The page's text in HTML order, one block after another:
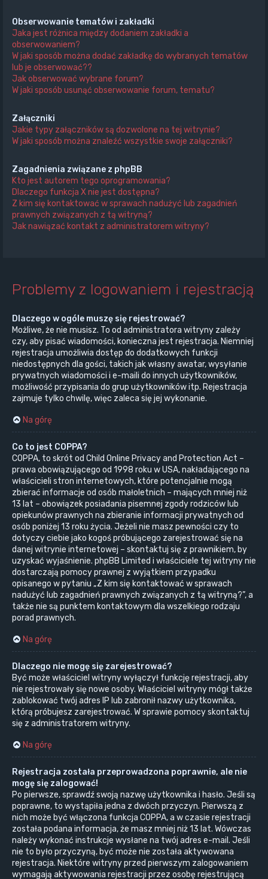
Obserwowanie tematów i zakładki
Jaka jest różnica między dodaniem zakładki a
obserwowaniem?
W jaki sposób można dodać zakładkę do wybranych tematów
lub je obserwować??
Jak obserwować wybrane forum?
W jaki sposób usunąć obserwowanie forum, tematu?
Załączniki
Jakie typy załączników są dozwolone na tej witrynie?
W jaki sposób można znaleźć wszystkie swoje załączniki?
Zagadnienia związane z phpBB
Kto jest autorem tego oprogramowania?
Dlaczego funkcja X nie jest dostępna?
Z kim się kontaktować w sprawach nadużyć lub zagadnień
prawnych związanych z tą witryną?
Jak nawiązać kontakt z administratorem witryny?
Problemy z logowaniem i rejestracją
Dlaczego w ogóle muszę się rejestrować?
Możliwe, że nie musisz. To od administratora witryny zależy
czy, aby pisać wiadomości, konieczna jest rejestracja. Niemniej
rejestracja umożliwia dostęp do dodatkowych funkcji
niedostępnych dla gości, takich jak własny awatar, wysyłanie
prywatnych wiadomości i e-maili do innych użytkowników,
możliwość przypisania do grup użytkowników itp. Rejestracja
zajmuje tylko chwilę, więc zaleca się jej wykonanie.
Na górę
Co to jest COPPA?
COPPA, to skrót od Child Online Privacy and Protection Act –
prawa obowiązującego od 1998 roku w USA, nakładającego na
właścicieli stron internetowych, które potencjalnie mogą
zbierać informacje od osób małoletnich – mających mniej niż
13 lat – obowiązek posiadania pisemnej zgody rodziców lub
opiekunów prawnych na zbieranie informacji prywatnych od
osób poniżej 13 roku życia. Jeżeli nie masz pewności czy to
dotyczy ciebie jako kogoś próbującego zarejestrować się na
danej witrynie internetowej – skontaktuj się z prawnikiem, by
uzyskać wyjaśnienie. phpBB Limited i właściciele tej witryny nie
dostarczają pomocy prawnej z wyjątkiem przypadku
opisanego w pytaniu „Z kim się kontaktować w sprawach
nadużyć lub zagadnień prawnych związanych z tą witryną?”, a
także nie są punktem kontaktowym dla wszelkiego rodzaju
porad prawnych.
Na górę
Dlaczego nie mogę się zarejestrować?
Być może właściciel witryny wyłączył funkcję rejestracji, aby
nie rejestrowały się nowe osoby. Właściciel witryny mógł także
zablokować twój adres IP lub zabronił nazwy użytkownika,
którą próbujesz zarejestrować. W sprawie pomocy skontaktuj
się z administratorem witryny.
Na górę
Rejestracja została przeprowadzona poprawnie, ale nie
mogę się zalogować!
Po pierwsze, sprawdź swoją nazwę użytkownika i hasło. Jeśli są
poprawne, to wystąpiła jedna z dwóch przyczyn. Pierwszą z
nich może być włączona funkcja COPPA, a w czasie rejestracji
została podana informacja, że masz mniej niż 13 lat. Wówczas
należy wykonać instrukcje wysłane na twój adres e-mail. Jeśli
nie to było przyczyną, być może nie została aktywowana
rejestracja. Niektóre witryny przed pierwszym zalogowaniem
wymagają aktywowania rejestracji przez osobę rejestrującą